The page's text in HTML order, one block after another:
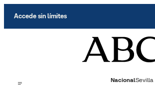
Accede sin límites
NacionalSevilla